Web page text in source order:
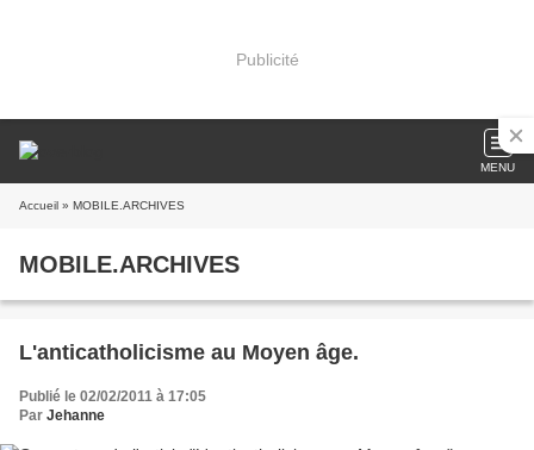
Publicité
MENU
Accueil » MOBILE.ARCHIVES
MOBILE.ARCHIVES
L'anticatholicisme au Moyen âge.
Publié le 02/02/2011 à 17:05
Par Jehanne